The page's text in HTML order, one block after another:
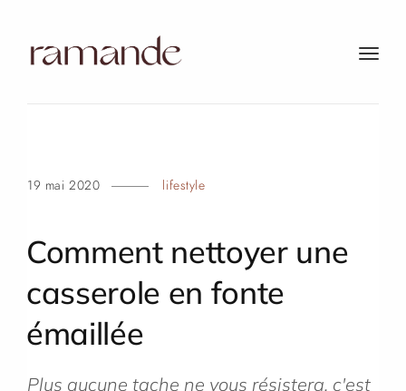
t
n
19 mai 2020 lifestyle
Comment nettoyer une
casserole en fonte
émaillée
Plus aucune tache ne vous résistera, c'est